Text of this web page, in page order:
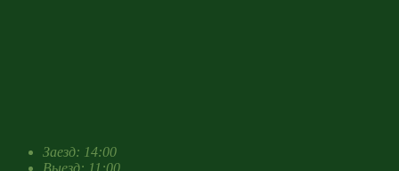
Заезд: 14:00
Выезд: 11:00